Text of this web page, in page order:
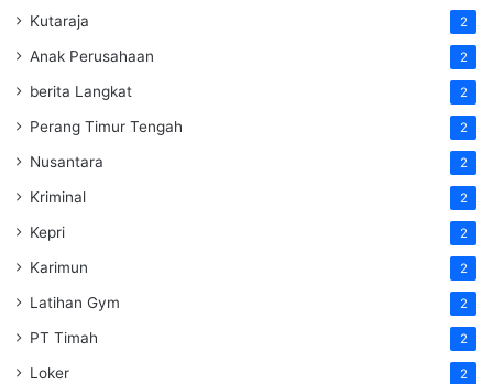
Kutaraja 2
Anak Perusahaan 2
berita Langkat 2
Perang Timur Tengah 2
Nusantara 2
Kriminal 2
Kepri 2
Karimun 2
Latihan Gym 2
PT Timah 2
Loker 2